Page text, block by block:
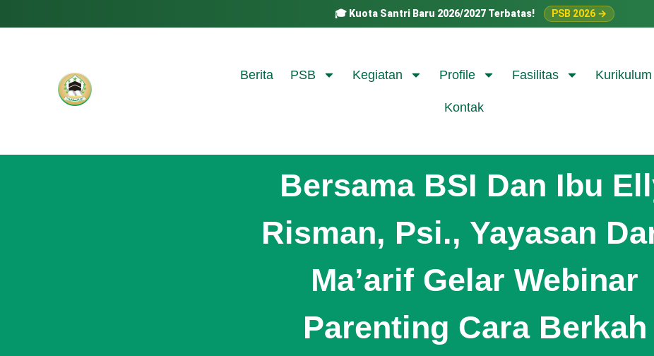
🎓 Kuota Santri Baru 2026/2027 Terbatas! PSB 2026 →
Berita PSB Kegiatan Profile Fasilitas Kurikulum
Kontak
Bersama BSI Dan Ibu
Risman, Psi., Yayasan
Ma’arif Gelar Webinar
Parenting Cara Berkah